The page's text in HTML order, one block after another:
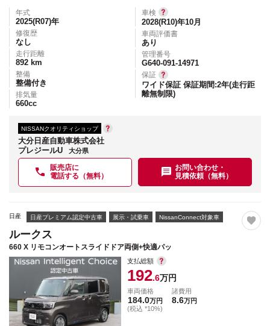
年式
2025(R07)年
修復歴
なし
走行距離
892 km
整備
整備付き
排気量
660cc
車検
2028(R10)年10月
車両評価書
あり
管理番号
G640-091-14971
保証
ワイド保証 保証期間:2年(走行距
離無制限)
NISSANクオリティショップ
大分日産自動車株式会社
プレジールU
大分県
販売店に
電話する（無料）
お問い合わせ・
見積依頼（無料）
日産 日産プレミアム認定中古車 展示・試乗車 NissanConnect対象車
ルークス
660 X リモコンオートスライドドア両側+快適パッ
支払総額
192.6万円
車両価格
184.0万円
(税込 *10%)
諸費用
8.6万円